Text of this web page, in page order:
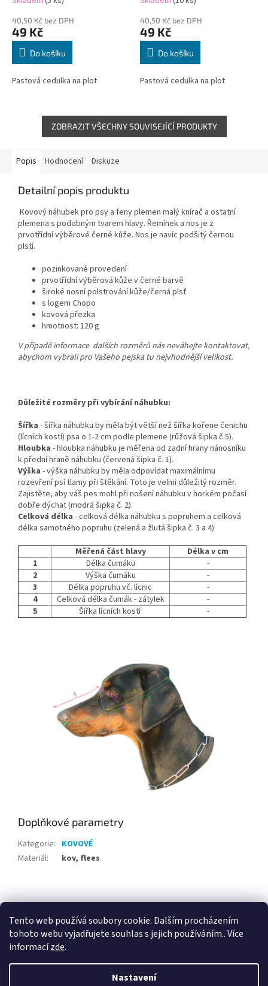
Tento web používá soubory cookie. Dalším procházením
tohoto webu vyjadřujete souhlas s jejich používáním.. Více
informacízde.
Nastavení
40,50 Kč bez DPH
49 Kč
Do košíku
Pastová cedulka na plot
40,50 Kč bez DPH
49 Kč
Do košíku
Pastová cedulka na plot
ZOBRAZIT VŠECHNY SOUVISEJÍCÍ PRODUKTY
Popis Hodnocení Diskuze
Detailní popis produktu
Kovový náhubek pro psy a feny plemen malý knírač a ostatní
plemena s podobným tvarem hlavy. Řemínek a nos je z
prvotřídní výběrové černé kůže. Nos je navíc podšitý černou
plstí.
pozinkované provedení
prvotřídní výběrová kůže v černé barvě
široké nosní polstrování kůže/černá plsť
s logem Chopo
kovová přezka
hmotnost: 120 g
V případě informace dalších rozměrů nás neváhejte kontaktovat,
abychom vybrali pro Vašeho pejska tu nejvhodnější velikost.
Důležité rozměry při vybírání náhubku:
Šířka - šířka náhubku by měla být větší než šířka kořene čenichu
(lícních kostí) psa o 1-2 cm podle plemene (růžová šipka č.5).
Hloubka - hloubka náhubku je měřena od zadní hrany nánosníku
k přední hraně náhubku (červená šipka č. 1).
Výška - výška náhubku by měla odpovídat maximálnímu
rozevření psí tlamy při štěkání. Toto je velmi důležitý rozměr.
Zajistěte, aby váš pes mohl při nošení náhubku v horkém počasí
dobře dýchat (modrá šipka č. 2).
Celková délka - celková délka náhubku s popruhem a celková
délka samotného popruhu (zelená a žlutá šipka č. 3 a 4)
Měřená část hlavy
Délka v cm
1
Délka čumáku
-
2
Výška čumáku
-
3
Délka popruhu vč. lícnic
-
4
Celková délka čumák - zátylek
-
5
Šířka lícních kostí -
Doplňkové parametry
Kategorie: KOVOVÉ
Materiál: kov, flees
á